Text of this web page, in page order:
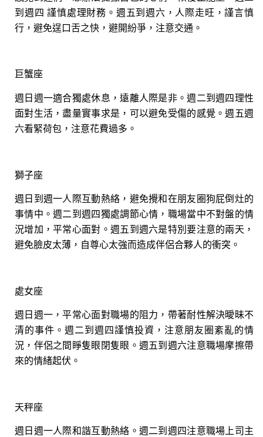
到週四 謹慎處理財務。週五到週六，人際走旺，謹言慎
行，避免逞口舌之快，避開紛爭，注意交通。
巨蟹座
週日週一適合獨處休息，遠離人際是非。週二到週四理性
面對生活，盡量實事求是，可以避免受傷的感覺。週五週
六看緊荷包，注意花費過多。
獅子座
週日到週一人際互動熱絡，避免攪和在朋友圈狗屁倒灶的
事情中。週二到週四獨處調節心情，職場當中不對盤的情
況增加，平常心面對。週五到週六是特別要注意的兩天，
避免臉皮太薄，自尊心太強而造成伴侶合夥人的衝突。
處女座
週日週一，平常心面對職場的阻力，帶著耐性解決曖昧不
清的事件。週二到週四謹慎投資，注意朋友圈紊亂的情
況，伴侶之間睜隻眼閉隻眼。週五到週六注意職場摩擦帶
來的情緒起伏。
天秤座
週日週一人際和諧互動熱絡。週二到週四注意職場上司主